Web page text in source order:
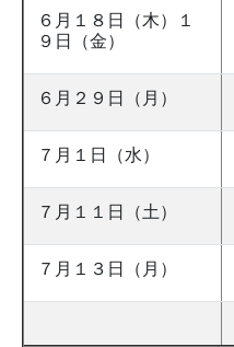
６月１８日（木）１
９日（金）
６月２９日（月）
７月１日（水）
７月１１日（土）
７月１３日（月）